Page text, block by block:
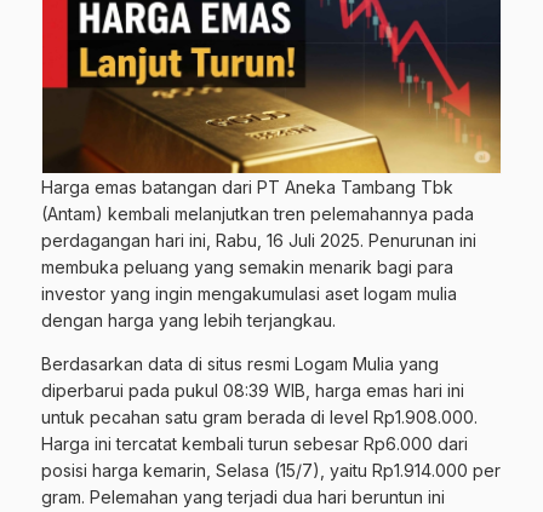
Harga emas batangan dari PT Aneka Tambang Tbk
(Antam) kembali melanjutkan tren pelemahannya pada
perdagangan hari ini, Rabu, 16 Juli 2025. Penurunan ini
membuka peluang yang semakin menarik bagi para
investor yang ingin mengakumulasi aset logam mulia
dengan harga yang lebih terjangkau.
Berdasarkan data di situs resmi Logam Mulia yang
diperbarui pada pukul 08:39 WIB, harga emas hari ini
untuk pecahan satu gram berada di level Rp1.908.000.
Harga ini tercatat kembali turun sebesar Rp6.000 dari
posisi harga kemarin, Selasa (15/7), yaitu Rp1.914.000 per
gram. Pelemahan yang terjadi dua hari beruntun ini